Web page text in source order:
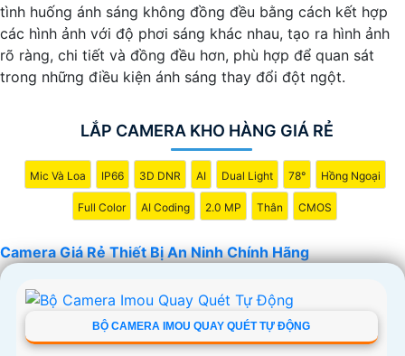
Camera HDCVI 2MP hỗ trợ chất lượng hình ảnh cao. - Lens
cố định 3.6mm. - Tầm quan sát hồng ngoại lên đến 20m. -
Chống ngược sáng Digital WDR, cân bằng sáng, chống
nhiễu 3D. - Giá phải chăng với chất lượngchắc chắn hơn
sử dụng và không gian lắp đặt của bạn. Bạn có thể tham
khảo thêm thông tin chi tiết và mua hàng tại các cửa hàng
điện tử uy tín hoặc cửa hàng thiết bị an ninh chuyên
nghiệp. Chúc bạn tìm được giải pháp an ninh phù hợp!
tình huống ánh sáng không đồng đều bằng cách kết hợp
các hình ảnh với độ phơi sáng khác nhau, tạo ra hình ảnh
rõ ràng, chi tiết và đồng đều hơn, phù hợp để quan sát
trong những điều kiện ánh sáng thay đổi đột ngột.
LẮP CAMERA KHO HÀNG GIÁ RẺ
Mic Và Loa IP66 3D DNR AI Dual Light 78° Hồng Ngoại
Full Color AI Coding 2.0 MP Thân CMOS
Camera Giá Rẻ Thiết Bị An Ninh Chính Hãng
BỘ CAMERA IMOU QUAY QUÉT TỰ ĐỘNG